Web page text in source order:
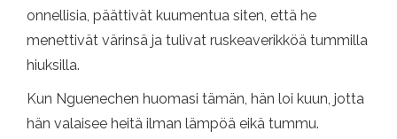
onnellisia, päättivät kuumentua siten, että he
menettivät värinsä ja tulivat ruskeaverikköä tummilla
hiuksilla.
Kun Nguenechen huomasi tämän, hän loi kuun, jotta
hän valaisee heitä ilman lämpöä eikä tummu.